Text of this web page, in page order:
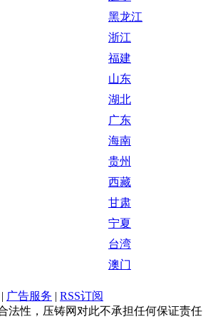
黑龙江
浙江
福建
山东
湖北
广东
海南
贵州
西藏
甘肃
宁夏
台湾
澳门
| 广告服务 | RSS订阅
法性，压铸网对此不承担任何保证责任